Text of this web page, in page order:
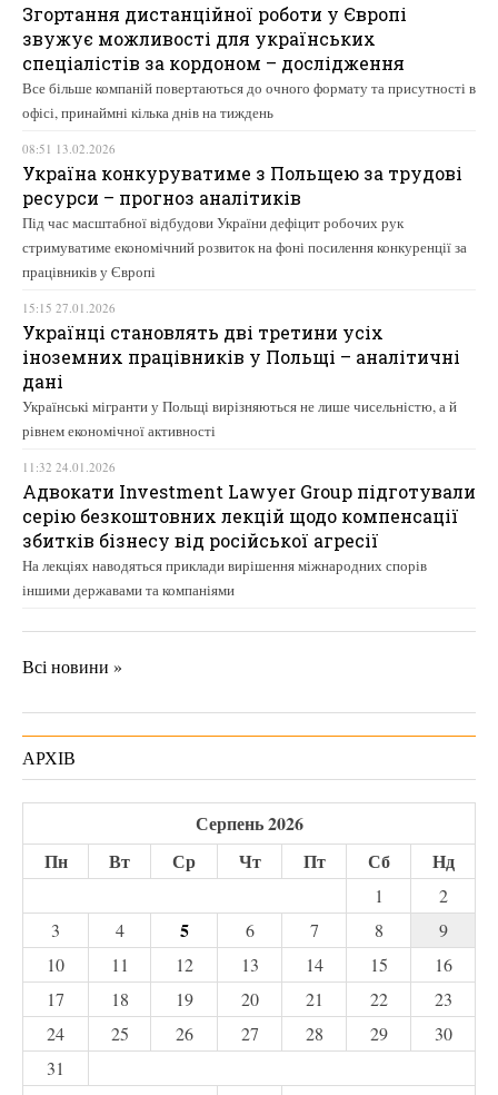
Згортання дистанційної роботи у Європі
звужує можливості для українських
спеціалістів за кордоном – дослідження
Все більше компаній повертаються до очного формату та присутності в
офісі, принаймні кілька днів на тиждень
08:51 13.02.2026
Україна конкуруватиме з Польщею за трудові
ресурси – прогноз аналітиків
Під час масштабної відбудови України дефіцит робочих рук
стримуватиме економічний розвиток на фоні посилення конкуренції за
працівників у Європі
15:15 27.01.2026
Українці становлять дві третини усіх
іноземних працівників у Польщі – аналітичні
дані
Українські мігранти у Польщі вирізняються не лише чисельністю, а й
рівнем економічної активності
11:32 24.01.2026
Адвокати Investment Lawyer Group підготували
серію безкоштовних лекцій щодо компенсації
збитків бізнесу від російської агресії
На лекціях наводяться приклади вирішення міжнародних спорів
іншими державами та компаніями
Всі новини »
АРХІВ
Серпень 2026
Пн
Вт Ср Чт Пт Сб Нд
1
2
3
4 5 6 7 8
9
10
11 12 13 14 15
16
17
18 19 20 21 22
23
24
25 26 27 28 29
30
31